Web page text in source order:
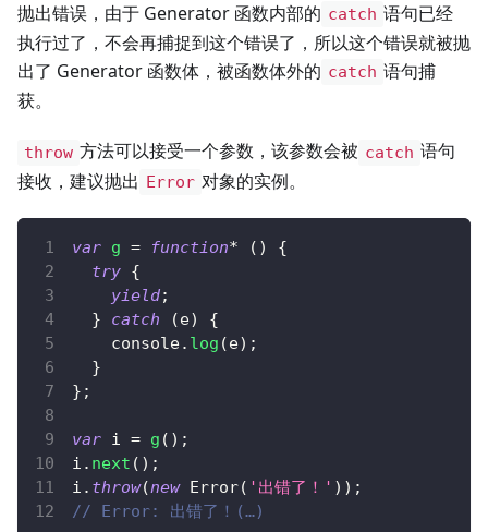
抛出错误，由于 Generator 函数内部的 catch 语句已经
执行过了，不会再捕捉到这个错误了，所以这个错误就被抛
出了 Generator 函数体，被函数体外的 catch 语句捕
获。
throw 方法可以接受一个参数，该参数会被 catch 语句
接收，建议抛出 Error 对象的实例。
var g = function* ( )
{
try {
yield;
}
catch (e)
{
console. log (e) ;
}
} ;
var i = g ( ) ;
i . next ( ) ;
i . throw(new Error( '出错了！' ) ) ;
// Error: 出错了！(…)